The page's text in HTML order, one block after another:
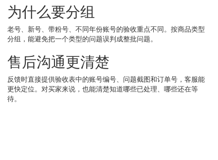
为什么要分组
老号、新号、带粉号、不同年份账号的验收重点不同。按商品类型
分组，能避免把一个类型的问题误判成整批问题。
售后沟通更清楚
反馈时直接提供验收表中的账号编号、问题截图和订单号，客服能
更快定位。对买家来说，也能清楚知道哪些已处理、哪些还在等
待。